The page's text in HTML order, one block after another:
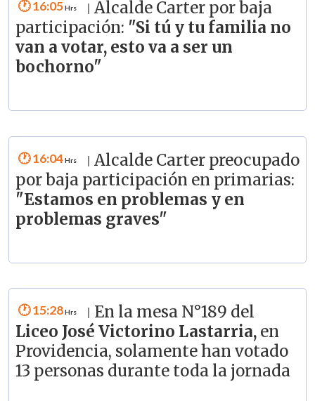
16:05
Alcalde Carter por baja
participación: "Si tú y tu familia no
van a votar, esto va a ser un
bochorno"
16:04
Alcalde Carter preocupado
por baja participación en primarias:
"Estamos en problemas y en
problemas graves"
15:28
En la mesa N°189 del
Liceo José Victorino Lastarria,en
Providencia, solamente han votado
13 personas durante toda la jornada